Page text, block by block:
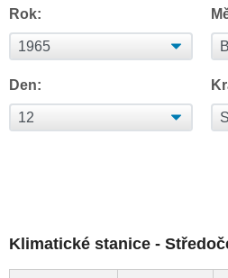
Rok:
Den:
Klimatické stanice -